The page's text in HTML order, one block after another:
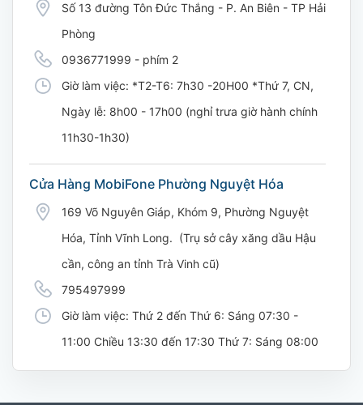
Số 13 đường Tôn Đức Thắng - P. An Biên - TP Hải
Phòng
0936771999 - phím 2
Giờ làm việc: *T2-T6: 7h30 -20H00 *Thứ 7, CN,
Ngày lễ: 8h00 - 17h00 (nghỉ trưa giờ hành chính
11h30-1h30)
Cửa Hàng MobiFone Phường Nguyệt Hóa
169 Võ Nguyên Giáp, Khóm 9, Phường Nguyệt
Hóa, Tỉnh Vĩnh Long. (Trụ sở cây xăng dầu Hậu
cần, công an tỉnh Trà Vinh cũ)
795497999
Giờ làm việc: Thứ 2 đến Thứ 6: Sáng 07:30 -
11:00 Chiều 13:30 đến 17:30 Thứ 7: Sáng 08:00
- 11:30 chiều 13:00 đến 17:00